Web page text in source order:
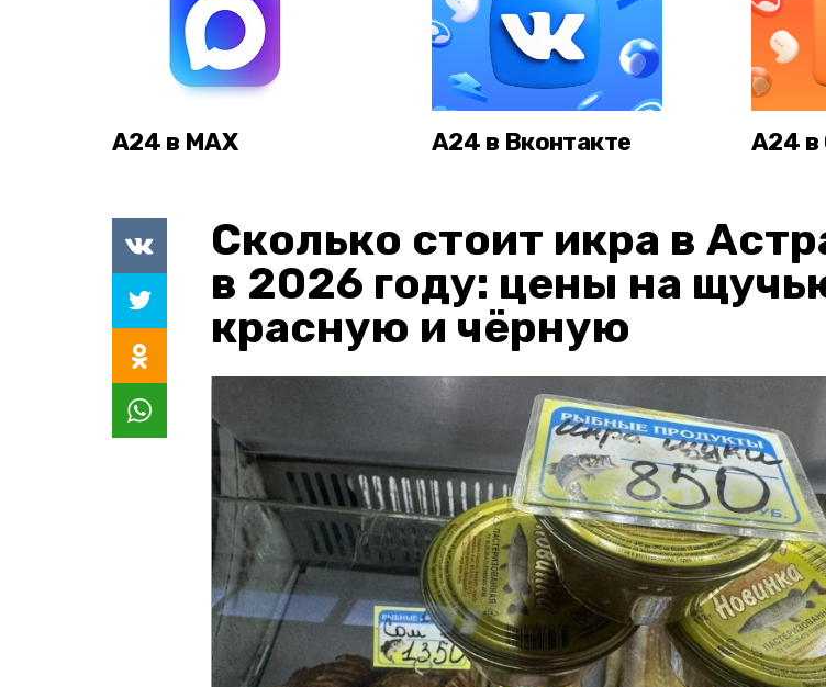
А24 в MAX А24 в Вконтакте А24 в
Сколько стоит икра в
в 2026 году: цены на
красную и чёрную